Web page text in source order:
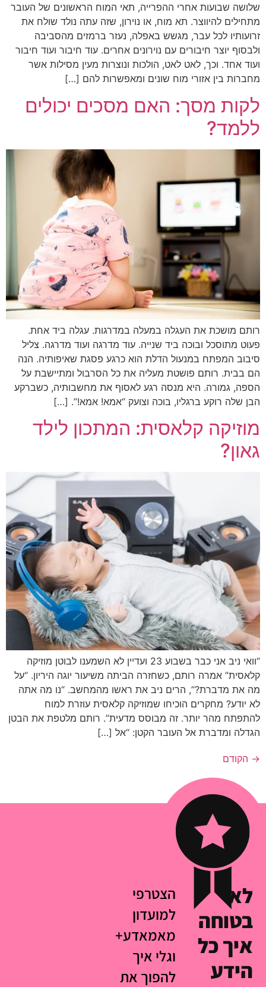
שלושה שבועות אחרי ההפרייה, תאי המוח הראשונים של העובר
מתחילים להיווצר. תא מוח, או נוירון, שזה עתה נולד שולח את
זרועותיו לכל עבר, מגשש באפלה, נעזר ברמזים מהסביבה
ולבסוף יוצר חיבורים עם נוירונים אחרים. עוד חיבור ועוד חיבור
ועוד אחד. וכך, לאט לאט, הולכות ונוצרות מעין מסילות אשר
מחברות בין אזורי מוח שונים ומאפשרות להם […]
לקות מסך: האם מסכים יכולים
ללמד?
רותם מושכת את העגלה במעלה במדרגות. עגלה ביד אחת.
פעוט מתוסכל ובוכה ביד שנייה. עוד מדרגה ועוד מדרגה. צליל
סיבוב המפתח במנעול הדלת הוא כרגע פסגת שאיפותיה. הנה
הם בבית. רותם פושטת מעליה את כל הסרבול ומתיישבת על
הספה, גמורה. היא מנסה רגע לאסוף את מחשבותיה, כשברקע
הבן שלה רוקע ברגליו, בוכה וצועק “אמא! אמא!”. […]
מוזיקה קלאסית: המתכון לילד
גאון?
“וואי ניב אני כבר בשבוע 23 ועדיין לא השמענו לבוטן מוזיקה
קלאסית” אמרה רותם, כשחזרה הביתה משיעור יוגה היריון. “על
מה את מדברת?”, הרים ניב את ראשו מהמחשב. “נו מה אתה
לא יודע? מחקרים הוכיחו שמוזיקה קלאסית עוזרת למוח
להתפתח מהר יותר. זה מבוסס מדעית”. רותם מלטפת את הבטן
הגדלה ומדברת אל העובר הקטן: “אל […]
→ הקודם
לא
בטוחה
איך כל
הידע
הצטרפי
למועדון
מאמאדע+
וגלי איך
להפוך את